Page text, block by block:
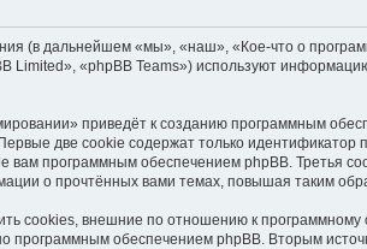
(в дальнейшем «мы», «наш», «Кое-что о
Limited», «phpBB Teams») используют
приведёт к созданию программным
две cookie содержат только идентификатор
программным обеспечением phpBB. Третья
о прочтённых вами темах, повышая таким
cookies, внешние по отношению к программному
программным обеспечением phpBB. Вторым